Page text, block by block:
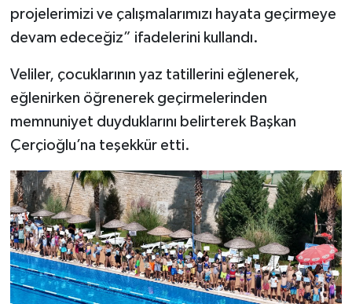
projelerimizi ve çalışmalarımızı hayata geçirmeye
devam edeceğiz” ifadelerini kullandı.
Veliler, çocuklarının yaz tatillerini eğlenerek,
eğlenirken öğrenerek geçirmelerinden
memnuniyet duyduklarını belirterek Başkan
Çerçioğlu’na teşekkür etti.